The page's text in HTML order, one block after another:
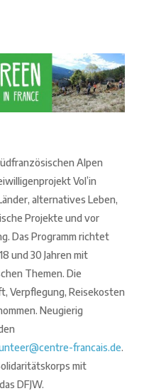
Alpen
Vol’in
alternatives Leben,
Projekte und vor
Das Programm richtet
und 30 Jahren mit
Themen. Die
Verpflegung, Reisekosten
Neugierig
francais.de.
mit
DFJW.